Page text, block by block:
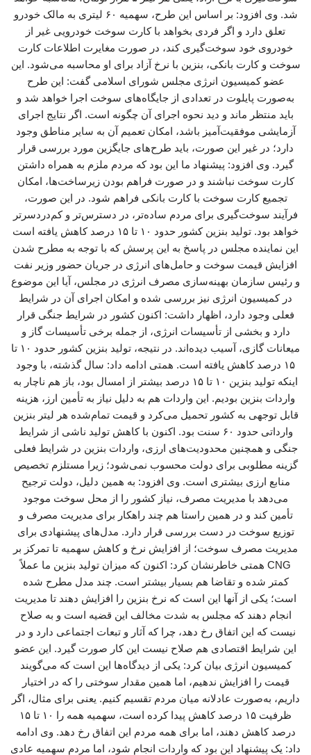
شد. وی افزود: بر اساس این طرح، سهمیه ۶۰ لیتری به مالک خودرو
تعلق دارد و اگر فردی بخواهد با کارت سوخت خودرویی غیر از
خودروی خود سوخت‌گیری کند، در صورت مغایرت اطلاعات کارت
سوخت و کارت بانکی، بنزین با نرخ آزاد برای او محاسبه می‌شود. این
عضو کمیسیون انرژی مجلس شورای اسلامی گفت: این طرح
به‌صورت پایلوت در تعدادی از جایگاه‌های سوخت اجرا خواهد شد و
باید منتظر ماند و دید نحوه اجرای آن چگونه است. اگر نتایج اجرای
آزمایشی موفقیت‌آمیز باشد، امکان تعمیم آن به سایر مناطق وجود
دارد؛ در غیر این صورت، باید طرح‌های جایگزین مورد بررسی قرار
گیرد. وی افزود: پیشنهاد ما این بود که مردم ملزم به همراه داشتن
کارت سوخت نباشند و در صورت فراهم بودن زیرساخت‌ها، امکان
تجمیع کارت سوخت با کارت بانکی فراهم شود. در این صورت،
فرآیند سوخت‌گیری برای مردم ساده‌تر، در دسترس‌تر و کم‌دردسرتر
خواهد بود. تولید بنزین کشور حدود ۱۰ تا ۱۵ درصد کاهش یافته است
این نماینده مجلس در پاسخ به این پرسش که با توجه به مطرح شدن
افزایش قیمت سوخت و حامل‌های انرژی در جریان حضور وزیر نفت
و رئیس سازمان بهینه‌سازی مصرف انرژی در مجلس، آیا این موضوع
در کمیسیون انرژی نیز بررسی شده و امکان اجرای آن در شرایط
فعلی وجود دارد، اظهار داشت: اکنون کشور در شرایط جنگی قرار
دارد و بخشی از تأسیسات انرژی، از جمله برخی تأسیسات گاز و
میعانات گازی، آسیب دیده‌اند. در نتیجه، تولید بنزین کشور حدود ۱۰ تا
۱۵ درصد کاهش یافته است. همتی ادامه داد: سال گذشته، با وجود
اینکه تولید بنزین ۱۰ تا ۱۵ درصد بیشتر از امسال بود، باز هم ناچار به
واردات بنزین بودیم. این واردات هم به دلیل نیاز به تأمین ارز، هزینه
قابل توجهی به کشور تحمیل می‌کرد و قیمت تمام‌شده هر لیتر بنزین
وارداتی حدود ۶۰ سنت بود. اکنون با کاهش تولید ناشی از شرایط
جنگی و همچنین محدودیت‌های ارزی، واردات بنزین در شرایط فعلی
گزینه مطلوبی برای دولت محسوب نمی‌شود؛ زیرا مستلزم تخصیص
منابع ارزی بیشتری است. وی افزود: به همین دلیل، دولت ترجیح
می‌دهد با مدیریت مصرف، نیاز کشور را از محل سوخت موجود
تأمین کند و در همین راستا هم چند راهکار برای مدیریت مصرف و
توزیع سوخت در دست بررسی قرار دارد. مدل‌های پیشنهادی برای
مدیریت مصرف سوخت؛ از افزایش نرخ و کاهش سهمیه تا تمرکز بر
CNG همتی خاطرنشان کرد: اکنون که میزان تولید بنزین ما عملاً
کمتر شده و تقاضا هم بسیار بیشتر است. چند مدل مطرح شده
است؛ یکی از آنها این است که نرخ بنزین را افزایش دهند تا مدیریت
انجام دهند که مجلس به شدت مخالف این قضیه است و به صلاح
نیست که این اتفاق رخ دهد، چرا که آثار و تبعات اجتماعی دارد و در
این شرایط اقتصادی هم صلاح نیست این کار صورت گیرد. این عضو
کمیسیون انرژی بیان کرد: یکی از دیدگاه‌ها این است که می‌گویند
قیمت را افزایش ندهیم، اما همین مقدار سوختی را که در اختیار
داریم، به‌صورت عادلانه میان مردم تقسیم کنیم. یعنی برای مثال، اگر
ظرفیت ۱۵ درصد کاهش پیدا کرده است، سهمیه همه را ۱۰ تا ۱۵
درصد کاهش دهند، اما برای همه مردم این اتفاق رخ دهد. وی ادامه
داد: یک پیشنهاد این بود که واردات انجام شود، اما مردم سهمیه عادی